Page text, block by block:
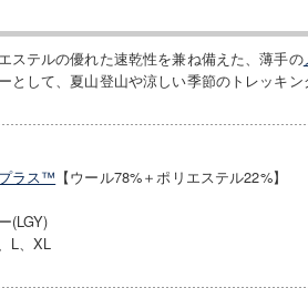
ステルの優れた速乾性を兼ね備えた、薄手の
として、夏山登山や涼しい季節のトレッキ
ラス™ 【ウール78%＋ポリエステル22%】
(LGY)
L、XL